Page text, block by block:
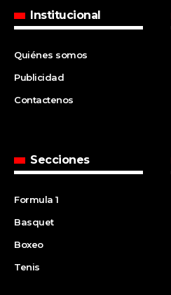
Institucional
Quiénes somos
Publicidad
Contactenos
Secciones
Formula 1
Basquet
Boxeo
Tenis